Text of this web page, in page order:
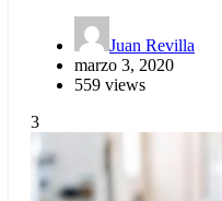
Juan Revilla
marzo 3, 2020
559 views
3